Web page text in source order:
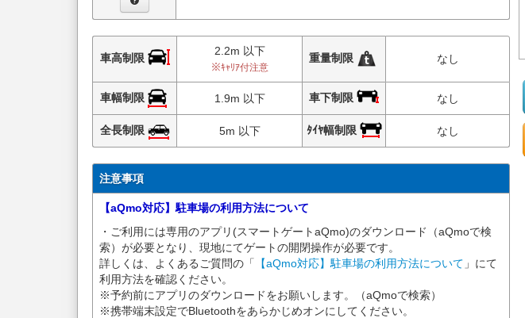
車高制限
2.2m 以下
※ｷｬﾘｱ付注意
重量制限 なし
車幅制限 1.9m 以下 車下制限 なし
全長制限 5m 以下 ﾀｲﾔ幅制限 なし
注意事項
【aQmo対応】駐車場の利用方法について
・ご利用には専用のアプリ(スマートゲートaQmo)のダウンロード（aQmoで検
索）が必要となり、現地にてゲートの開閉操作が必要です。
詳しくは、よくあるご質問の「
【aQmo対応】駐車場の利用方法について 」にて
利用方法を確認ください。
※予約前にアプリのダウンロードをお願いします。（aQmoで検索）
※携帯端末設定でBluetoothをあらかじめオンにしてください。